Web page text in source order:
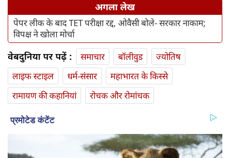
अगला लेख
पेपर लीक के बाद TET परीक्षा रद्द, ओवैसी बोले- सरकार नाकाम;
विपक्ष ने खोला मोर्चा
वेबदुनिया पर पढ़ें : समाचार बॉलीवुड
ज्योतिष
लाइफ स्‍टाइल
धर्म-संसार
महाभारत के किस्से
रामायण की कहानियां
रोचक और रोमांचक